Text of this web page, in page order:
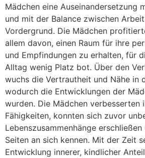
Mädchen eine Auseinandersetzung
und mit der Balance zwischen
Vordergrund. Die Mädchen
allem davon, einen Raum für ihre
und Empfindungen zu erhalten, für
Alltag wenig Platz bot. Über den
wuchs die Vertrautheit und Nähe in
wodurch die Entwicklungen der
wurden. Die Mädchen verbesserten
Fähigkeiten, konnten sich zuvor
Lebenszusammenhänge
Seiten an sich kennen. Mit der Zeit
Entwicklung innerer, kindlicher